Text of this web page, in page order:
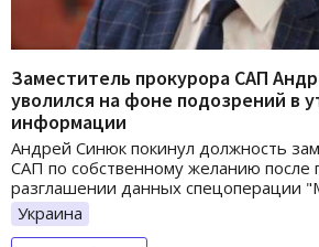
Заместитель прокурора САП
уволился на фоне подозрений в
информации
Андрей Синюк покинул должность
САП по собственному желанию после
разглашении данных спецоперации
Украина